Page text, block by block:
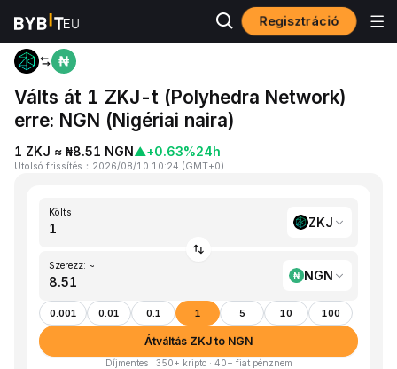
Regisztráció
Kezdőlap ZKJ to NGN
Válts át 1 ZKJ-t (Polyhedra Network)
erre: NGN (Nigériai naira)
1 ZKJ ≈ ₦8.51 NGN▲+0.63%24h
Utolsó frissítés ： 2026/08/10 10:24 (GMT+0)
Költs
ZKJ
Szerezz: ~
NGN
0.001 0.01 0.1 1 5 10 100
Átváltás ZKJ to NGN
Díjmentes · 350+ kripto · 40+ fiat pénznem